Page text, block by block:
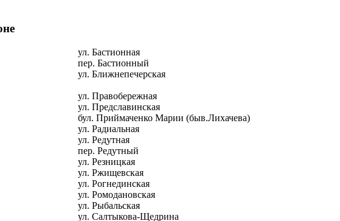
ул. Бастионная
пер. Бастионный
ул. Ближнепечерская
ул. Правобережная
ул. Предславинская
бул. Приймаченко Марии (быв.Лихачева)
ул. Радиальная
ул. Редутная
пер. Редутный
ул. Резницкая
ул. Ржищевская
ул. Рогнединская
ул. Ромодановская
ул. Рыбальская
ул. Салтыкова-Щедрина